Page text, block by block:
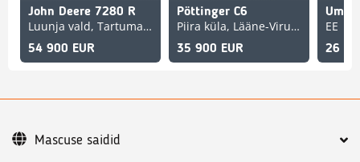
John Deere 7280 R
Luunja vald, Tartumaa, Tartumaa, EE
54 900 EUR
Pöttinger C6
Piira küla, Lääne-Virumaa, EE
35 900 EUR
EE
26
Mascuse saidid